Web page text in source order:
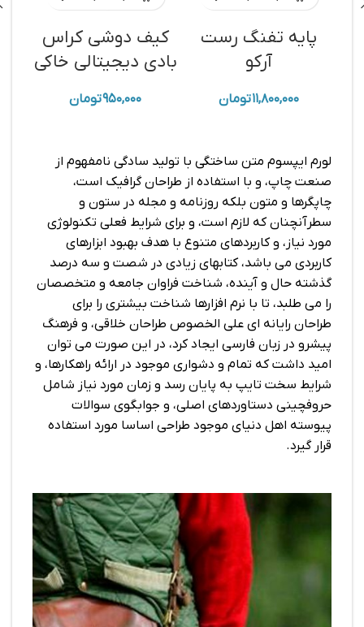
را می طلبد، تا با نرم افزارها شناخت بیشتری را برای
طراحان رایانه ای علی الخصوص طراحان خلاقی، و فرهنگ
پیشرو در زبان فارسی ایجاد کرد، در این صورت می توان
امید داشت که تمام و دشواری موجود در ارائه راهکارها، و
حروفچینی دستاوردهای اصلی، و جوابگوی سوالات
پایه تفنگ رست
آرکو
۱۱,۸۰۰,۰۰۰تومان
کیف دوشی کراس‌
بادی دیجیتالی خاکی
۹۵۰,۰۰۰تومان
لورم ایپسوم متن ساختگی با تولید سادگی نامفهوم از
صنعت چاپ، و با استفاده از طراحان گرافیک است،
چاپگرها و متون بلکه روزنامه و مجله در ستون و
سطرآنچنان که لازم است، و برای شرایط فعلی تکنولوژی
مورد نیاز، و کاربردهای متنوع با هدف بهبود ابزارهای
کاربردی می باشد، کتابهای زیادی در شصت و سه درصد
گذشته حال و آینده، شناخت فراوان جامعه و متخصصان
را می طلبد، تا با نرم افزارها شناخت بیشتری را برای
طراحان رایانه ای علی الخصوص طراحان خلاقی، و فرهنگ
پیشرو در زبان فارسی ایجاد کرد، در این صورت می توان
امید داشت که تمام و دشواری موجود در ارائه راهکارها، و
شرایط سخت تایپ به پایان رسد و زمان مورد نیاز شامل
حروفچینی دستاوردهای اصلی، و جوابگوی سوالات
پیوسته اهل دنیای موجود طراحی اساسا مورد استفاده
قرار گیرد.